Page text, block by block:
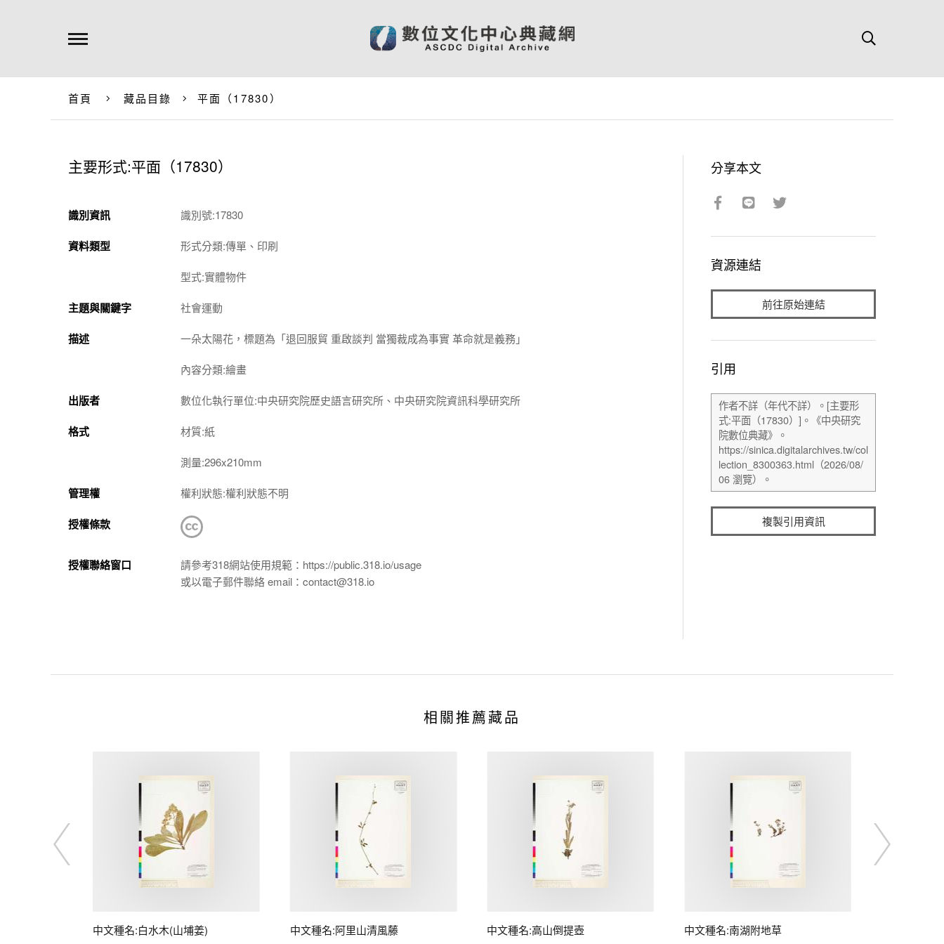
首頁 藏品目錄 平面（17830）
主要形式:平面（17830）
識別資訊 識別號:17830
資料類型 形式分類:傳單、印刷
型式:實體物件
主題與關鍵字 社會運動
描述 一朵太陽花，標題為「退回服貿 重啟談判 當獨裁成為事實 革命就是義務」
內容分類:繪畫
出版者 數位化執行單位:中央研究院歷史語言研究所、中央研究院資訊科學研究所
格式 材質:紙
測量:296x210mm
管理權 權利狀態:權利狀態不明
授權條款
授權聯絡窗口
請參考318網站使用規範：https://public.318.io/usage
或以電子郵件聯絡 email：contact@318.io
分享本文
資源連結
前往原始連結
引用
複製引用資訊
相關推薦藏品
中文種名:白水木(山埔姜) 中文種名:阿里山清風藤 中文種名:高山倒提壺 中文種名:南湖附地草